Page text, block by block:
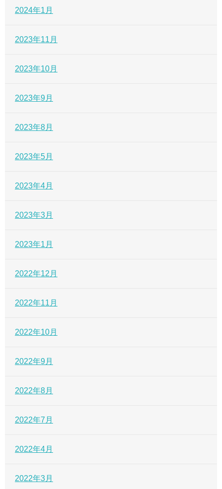
2024年1月
2023年11月
2023年10月
2023年9月
2023年8月
2023年5月
2023年4月
2023年3月
2023年1月
2022年12月
2022年11月
2022年10月
2022年9月
2022年8月
2022年7月
2022年4月
2022年3月